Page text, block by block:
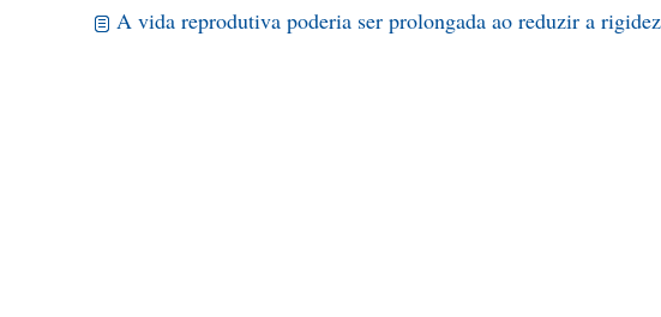
A vida reprodutiva poderia ser prolongada ao reduzir a